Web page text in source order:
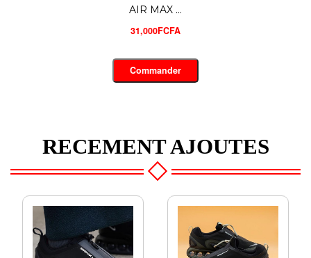
UNDER AR...
28,000FCFA
Commander
RECEMENT AJOUTES